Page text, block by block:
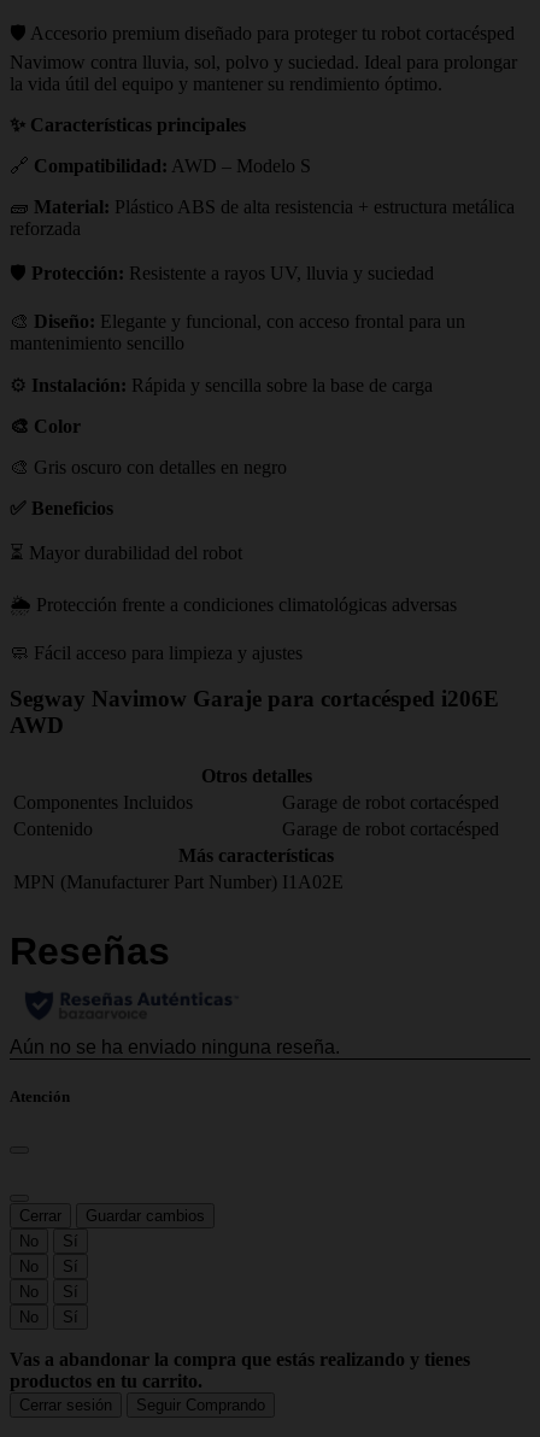
🛡️ Accesorio premium diseñado para proteger tu robot cortacésped
Navimow contra lluvia, sol, polvo y suciedad. Ideal para prolongar
la vida útil del equipo y mantener su rendimiento óptimo.
✨ Características principales
🔗 Compatibilidad: AWD – Modelo S
🧱 Material: Plástico ABS de alta resistencia + estructura metálica
reforzada
🛡️ Protección: Resistente a rayos UV, lluvia y suciedad
🎨 Diseño: Elegante y funcional, con acceso frontal para un
mantenimiento sencillo
⚙️ Instalación: Rápida y sencilla sobre la base de carga
🎨 Color
🎨 Gris oscuro con detalles en negro
✅ Beneficios
⏳ Mayor durabilidad del robot
🌦️ Protección frente a condiciones climatológicas adversas
🧼 Fácil acceso para limpieza y ajustes
Segway Navimow Garaje para cortacésped i206E
AWD
Otros detalles
Componentes Incluidos
Garage de robot cortacésped
Contenido
Garage de robot cortacésped
Más características
MPN (Manufacturer Part Number) I1A02E
Atención
Cerrar
Guardar cambios
No
Sí
No
Sí
No
Sí
No
Sí
Vas a abandonar la compra que estás realizando y tienes
productos en tu carrito.
Cerrar sesión Seguir Comprando